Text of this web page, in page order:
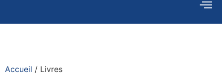
Accueil / Livres